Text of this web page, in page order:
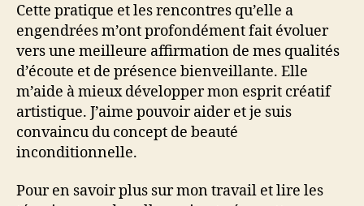
Cette pratique et les rencontres qu’elle a
engendrées m’ont profondément fait évoluer
vers une meilleure affirmation de mes qualités
d’écoute et de présence bienveillante. Elle
m’aide à mieux développer mon esprit créatif
artistique. J’aime pouvoir aider et je suis
convaincu du concept de beauté
inconditionnelle.
Pour en savoir plus sur mon travail et lire les